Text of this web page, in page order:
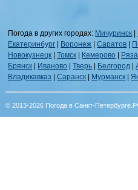
Погода в других городах: Мичуринск |
Екатеринбург | Воронеж |Саратов |
Новокузнецк |Томск | Кемерово |
Брянск | Иваново |Тверь | Белгород |
Владикавказ |Саранск | Мурманск |
© 2013-2026 Погода в Санкт-